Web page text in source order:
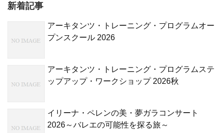
新着記事
アーキタンツ・トレーニング・プログラムオー
プンスクール 2026
アーキタンツ・トレーニング・プログラムステ
ップアップ・ワークショップ 2026秋
イリーナ・ペレンの美・夢ガラコンサート
2026～バレエの可能性を探る旅～